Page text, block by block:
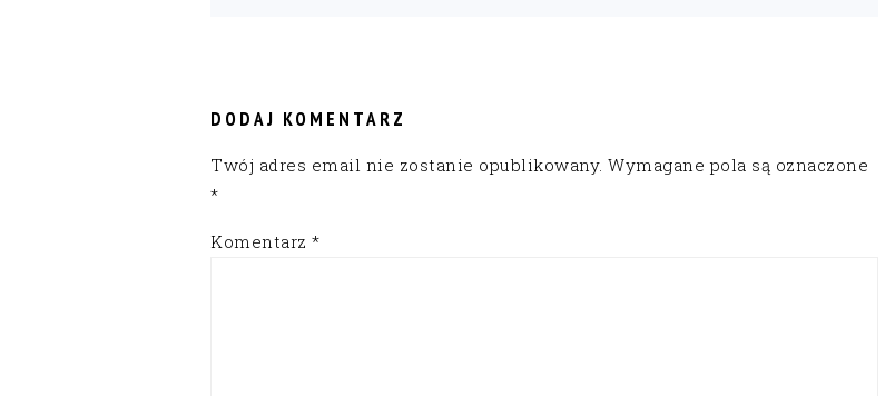
DODAJ KOMENTARZ
Twój adres email nie zostanie opublikowany. Wymagane pola są oznaczone
*
Komentarz *